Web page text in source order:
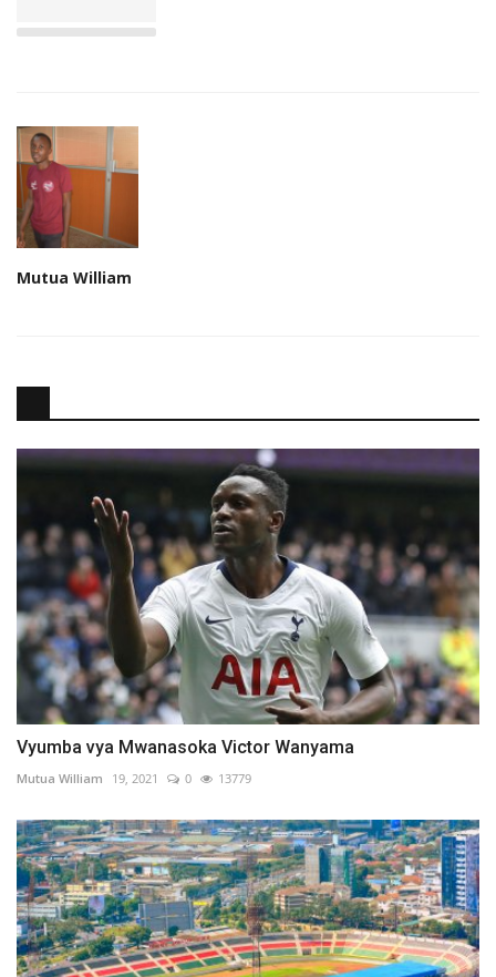
Mutua William
Vyumba vya Mwanasoka Victor Wanyama
Mutua William 19, 2021 0 13779